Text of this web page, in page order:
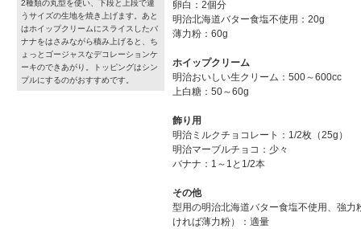
2種類の丸型を使い、下段と上段で違
うサイズの生地を焼き上げます。あと
はホイップクリームにスライスしたバ
ナナをはさみながら積み上げると、ち
ょっとゴージャスなデコレーションケ
ーキのできあがり。トッピングはシン
プルにするのがおすすめです。
卵白：2個分
明治北海道バター食塩不使用：20g
薄力粉：60g
ホイップクリーム
明治おいしい生クリーム：500～600cc
上白糖：50～60g
飾り用
明治ミルクチョコレート：1/2枚（25g）
明治マーブルチョコ：少々
バナナ：1～1と1/2本
その他
型用の明治北海道バター食塩不使用、強力
ければ薄力粉）：適量